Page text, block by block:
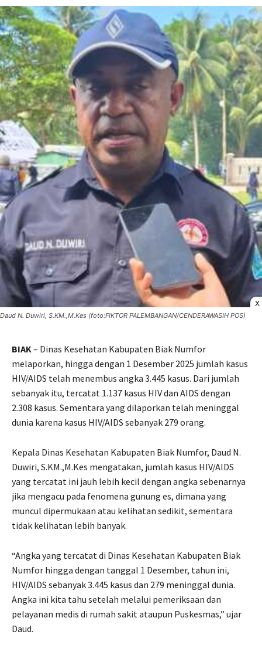
X
Daud N. Duwiri, S.KM.,M.Kes (foto:FIKTOR PALEMBANGAN/CENDERAWASIH POS)
BIAK– Dinas Kesehatan Kabupaten Biak Numfor
melaporkan, hingga dengan 1 Desember 2025 jumlah kasus
HIV/AIDS telah menembus angka 3.445 kasus. Dari jumlah
sebanyak itu, tercatat 1.137 kasus HIV dan AIDS dengan
2.308 kasus. Sementara yang dilaporkan telah meninggal
dunia karena kasus HIV/AIDS sebanyak 279 orang.
Kepala Dinas Kesehatan Kabupaten Biak Numfor, Daud N.
Duwiri, S.KM.,M.Kes mengatakan, jumlah kasus HIV/AIDS
yang tercatat ini jauh lebih kecil dengan angka sebenarnya
jika mengacu pada fenomena gunung es, dimana yang
muncul dipermukaan atau kelihatan sedikit, sementara
tidak kelihatan lebih banyak.
“Angka yang tercatat di Dinas Kesehatan Kabupaten Biak
Numfor hingga dengan tanggal 1 Desember, tahun ini,
HIV/AIDS sebanyak 3.445 kasus dan 279 meninggal dunia.
Angka ini kita tahu setelah melalui pemeriksaan dan
pelayanan medis di rumah sakit ataupun Puskesmas,” ujar
Daud.